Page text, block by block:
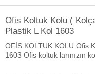
Ofis Koltuk Kolu (
Plastik L Kol 1603
OFİS KOLTUK KOLU Ofis
1603 Ofis koltuk larınızın